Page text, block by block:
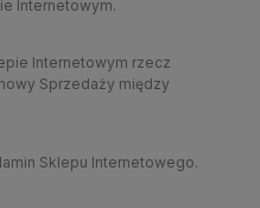
Internetowym.
Internetowym rzecz
Sprzedaży między
Sklepu Internetowego.